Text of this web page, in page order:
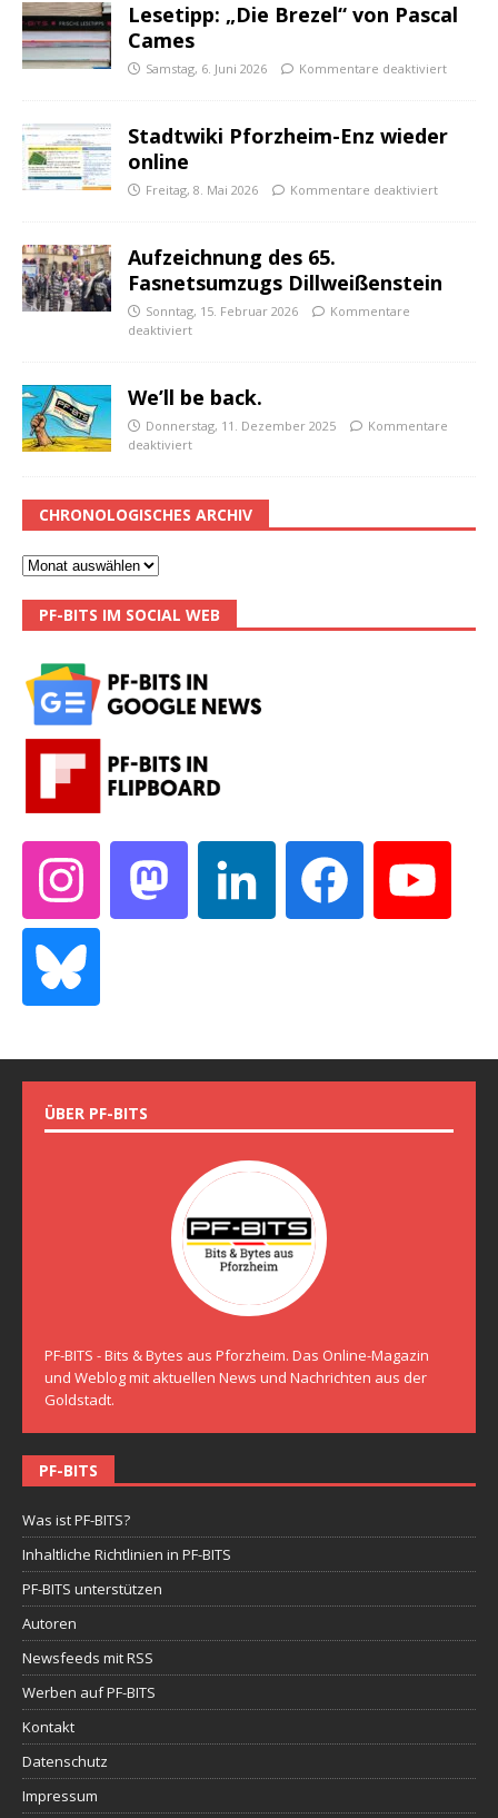
Lesetipp: „Die Brezel“ von Pascal
Cames
Samstag, 6. Juni 2026 Kommentare deaktiviert
Stadtwiki Pforzheim-Enz wieder
online
Freitag, 8. Mai 2026 Kommentare deaktiviert
Aufzeichnung des 65.
Fasnetsumzugs Dillweißenstein
Sonntag, 15. Februar 2026
Kommentare
deaktiviert
We’ll be back.
Donnerstag, 11. Dezember 2025
Kommentare
deaktiviert
CHRONOLOGISCHES ARCHIV
PF-BITS IM SOCIAL WEB
ÜBER PF-BITS
PF-BITS - Bits & Bytes aus Pforzheim. Das Online-Magazin
und Weblog mit aktuellen News und Nachrichten aus der
Goldstadt.
PF-BITS
Was ist PF-BITS?
Inhaltliche Richtlinien in PF-BITS
PF-BITS unterstützen
Autoren
Newsfeeds mit RSS
Werben auf PF-BITS
Kontakt
Datenschutz
Impressum